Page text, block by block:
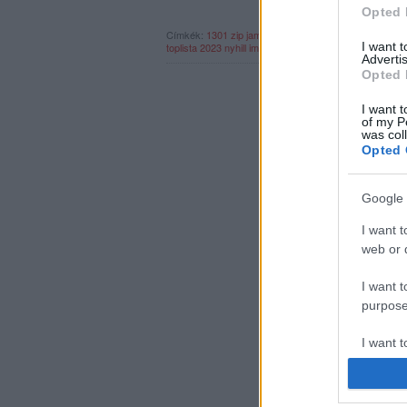
Opted
I want
Opted
I want
of my
was
Opted
Google
I want
web or
I want
I want
I want
Címkék: 1301 zip jambus
toplista 2023 nyhill imrei ariel